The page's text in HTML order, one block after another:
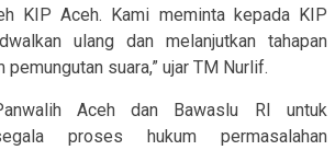
KIP Aceh. Kami meminta kepada KIP
ulang dan melanjutkan tahapan
suara,” ujar TM Nurlif.
Aceh dan Bawaslu RI untuk
proses hukum permasalahan